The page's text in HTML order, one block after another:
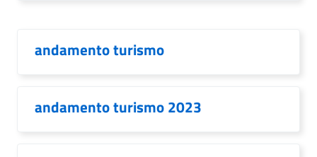
andamento turismo
andamento turismo 2023